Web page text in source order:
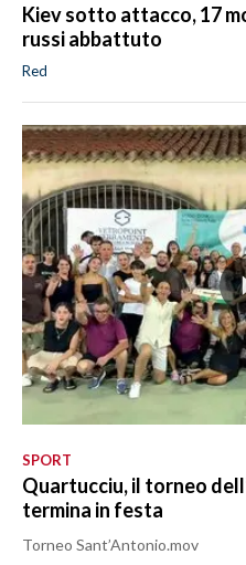
Kiev sotto attacco, 17
russi abbattuto
Red
SPORT
Quartucciu, il torneo
termina in festa
Torneo Sant’Antonio.mov